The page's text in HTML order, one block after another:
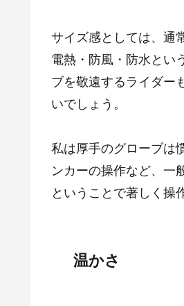
サイズ感としては、通
電熱・防風・防水とい
ブを敬遠するライダー
いでしょう。
私は厚手のグローブは
ンカーの操作など、一
ということで著しく操
温かさ